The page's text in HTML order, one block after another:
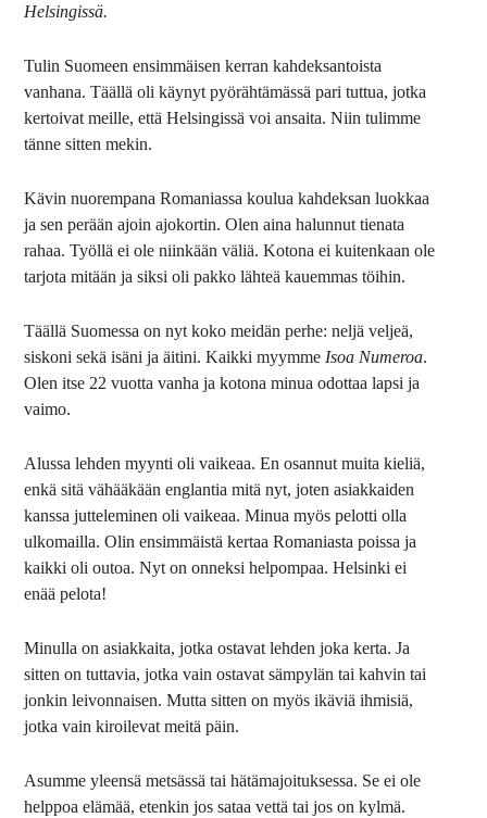
Helsingissä.
Tulin Suomeen ensimmäisen kerran kahdeksantoista
vanhana. Täällä oli käynyt pyörähtämässä pari tuttua, jotka
kertoivat meille, että Helsingissä voi ansaita. Niin tulimme
tänne sitten mekin.
Kävin nuorempana Romaniassa koulua kahdeksan luokkaa
ja sen perään ajoin ajokortin. Olen aina halunnut tienata
rahaa. Työllä ei ole niinkään väliä. Kotona ei kuitenkaan ole
tarjota mitään ja siksi oli pakko lähteä kauemmas töihin.
Täällä Suomessa on nyt koko meidän perhe: neljä veljeä,
siskoni sekä isäni ja äitini. Kaikki myymme Isoa Numeroa.
Olen itse 22 vuotta vanha ja kotona minua odottaa lapsi ja
vaimo.
Alussa lehden myynti oli vaikeaa. En osannut muita kieliä,
enkä sitä vähääkään englantia mitä nyt, joten asiakkaiden
kanssa jutteleminen oli vaikeaa. Minua myös pelotti olla
ulkomailla. Olin ensimmäistä kertaa Romaniasta poissa ja
kaikki oli outoa. Nyt on onneksi helpompaa. Helsinki ei
enää pelota!
Minulla on asiakkaita, jotka ostavat lehden joka kerta. Ja
sitten on tuttavia, jotka vain ostavat sämpylän tai kahvin tai
jonkin leivonnaisen. Mutta sitten on myös ikäviä ihmisiä,
jotka vain kiroilevat meitä päin.
Asumme yleensä metsässä tai hätämajoituksessa. Se ei ole
helppoa elämää, etenkin jos sataa vettä tai jos on kylmä.